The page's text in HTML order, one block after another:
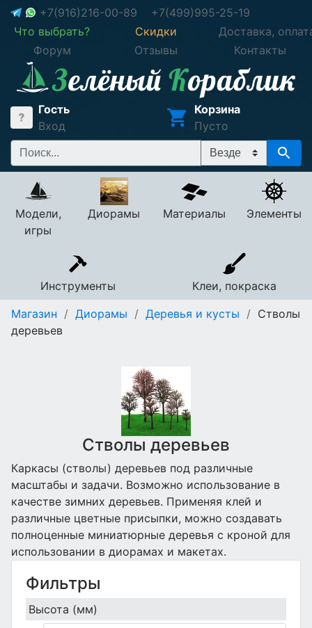
+7(916)216-00-89
+7(499)995-25-19
Что выбрать?
Скидки
Доставка,
Форум
Отзывы Контакты
Гость
Вход
Корзина
Пусто
Модели,
игры
Диорамы Материалы Элементы
Инструменты
Клеи, покраска
Магазин / Диорамы / Деревья и кусты / Стволы
деревьев
Стволы деревьев
Каркасы (стволы) деревьев под различные
масштабы и задачи. Возможно использование в
качестве зимних деревьев. Применяя клей и
различные цветные присыпки, можно создавать
полноценные миниатюрные деревья с кроной для
использовании в диорамах и макетах.
Фильтры
Высота (мм)